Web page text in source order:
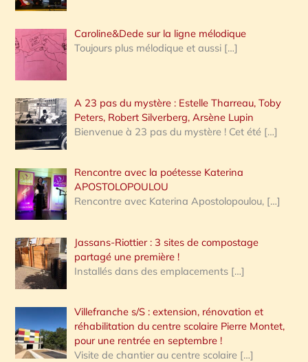
Caroline&Dede sur la ligne mélodique
Toujours plus mélodique et aussi […]
A 23 pas du mystère : Estelle Tharreau, Toby
Peters, Robert Silverberg, Arsène Lupin
Bienvenue à 23 pas du mystère ! Cet été […]
Rencontre avec la poétesse Katerina
APOSTOLOPOULOU
Rencontre avec Katerina Apostolopoulou, […]
Jassans-Riottier : 3 sites de compostage
partagé une première !
Installés dans des emplacements […]
Villefranche s/S : extension, rénovation et
réhabilitation du centre scolaire Pierre Montet,
pour une rentrée en septembre !
Visite de chantier au centre scolaire […]